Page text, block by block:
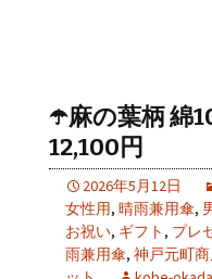
☂️麻の葉柄 綿
12,100円
2026年5月12日
女性用, 晴雨兼用傘,
お祝い, ギフト , プレ
雨兼用傘, 神戸元町